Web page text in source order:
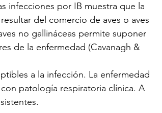
infecciones por IB muestra que la
del comercio de aves o aves
no gallináceas permite suponer
de la enfermedad (Cavanagh &
a la infección. La enfermedad
patología respiratoria clínica. A